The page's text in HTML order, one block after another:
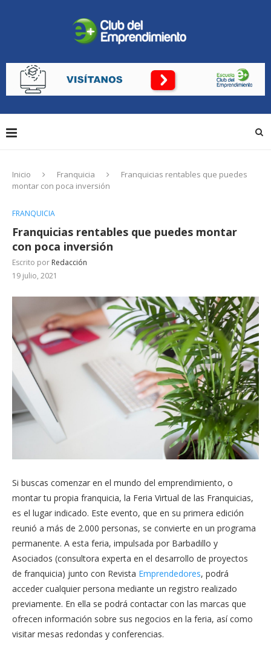
Inicio Franquicia
Franquicias rentables que puedes
montar con poca inversión
FRANQUICIA
Franquicias rentables que puedes montar
con poca inversión
Escrito por Redacción
19 julio, 2021
Si buscas comenzar en el mundo del emprendimiento, o
montar tu propia franquicia, la Feria Virtual de las Franquicias,
es el lugar indicado. Este evento, que en su primera edición
reunió a más de 2.000 personas, se convierte en un programa
permanente. A esta feria, impulsada por Barbadillo y
Asociados (consultora experta en el desarrollo de proyectos
de franquicia) junto con Revista Emprendedores, podrá
acceder cualquier persona mediante un registro realizado
previamente. En ella se podrá contactar con las marcas que
ofrecen información sobre sus negocios en la feria, así como
visitar mesas redondas y conferencias.